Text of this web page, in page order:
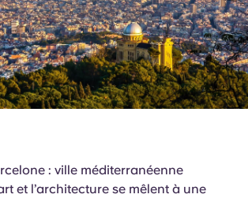
English (GB)
English (US)
Chinese
Català
un pays
une ville
résidence
Réservez maintenant
: ville méditerranéenne
et l’architecture se mêlent à une